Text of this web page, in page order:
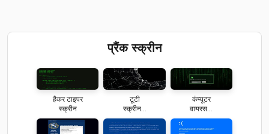
प्रैंक स्क्रीन
हैकर टाइपर
स्क्रीन
टूटी
स्क्रीन...
कंप्यूटर
वायरस...